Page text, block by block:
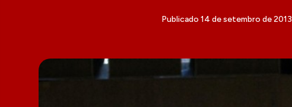
Publicado 14 de setembro de 2013